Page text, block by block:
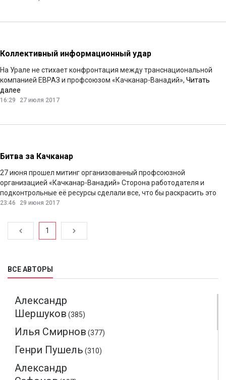
Коллективный информационный удар
На Урале не стихает конфронтация между транснациональной
компанией ЕВРАЗ и профсоюзом «Качканар-Ванадий», Читать
далее
16:29 27 июля 2017
Битва за Качканар
27 июня прошел митинг организованный профсоюзной
организацией «Качканар-Ванадий» Сторона работодателя и
подконтрольные её ресурсы сделали все, что бы раскрасить это
мероприятие в политические тона с коммунистическими
каких то политических целей. Профсоюзная организация вывела
людей на улицы для прекращения бездумного уничтожения
23:46 29 июня 2017
1
ВСЕ АВТОРЫ
Александр
Шершуков (385)
Илья Смирнов (377)
Генри Пушель (310)
Александр